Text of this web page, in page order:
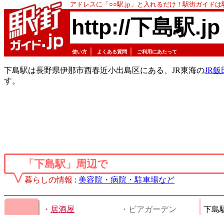
アドレスに「○○駅.jp」と入れるだけ！駅街ガイド
http://下島駅.jp
使い方 よくある質問 ご利用にあたって
下島駅は長野県伊那市西春近小出島区にある、JR東海のJR飯
す。
「下島駅」周辺で
暮らしの情報 : 美容院・病院・駐車場など
・ 居酒屋
・ビアガーデン
下島